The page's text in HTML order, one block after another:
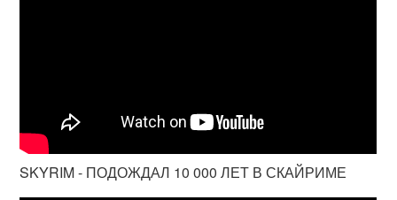
SKYRIM - ПОДОЖДАЛ 10 000 ЛЕТ В СКАЙРИМЕ